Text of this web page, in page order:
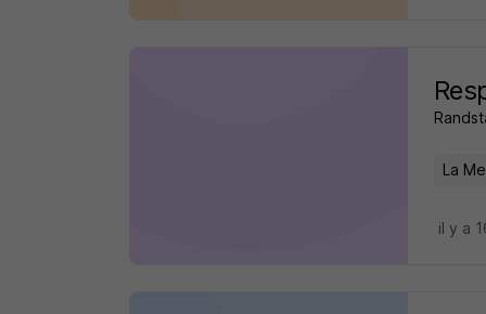
La
il y a